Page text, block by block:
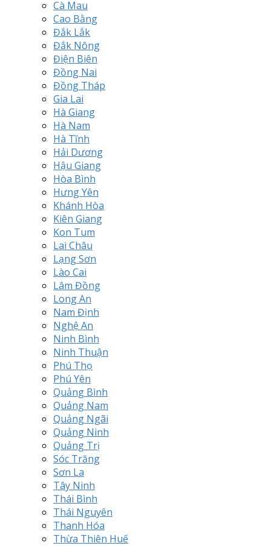
Cà Mau
Cao Bằng
Đắk Lắk
Đắk Nông
Điện Biên
Đồng Nai
Đồng Tháp
Gia Lai
Hà Giang
Hà Nam
Hà Tĩnh
Hải Dương
Hậu Giang
Hòa Bình
Hưng Yên
Khánh Hòa
Kiên Giang
Kon Tum
Lai Châu
Lạng Sơn
Lào Cai
Lâm Đồng
Long An
Nam Định
Nghệ An
Ninh Bình
Ninh Thuận
Phú Thọ
Phú Yên
Quảng Bình
Quảng Nam
Quảng Ngãi
Quảng Ninh
Quảng Trị
Sóc Trăng
Sơn La
Tây Ninh
Thái Bình
Thái Nguyên
Thanh Hóa
Thừa Thiên Huế